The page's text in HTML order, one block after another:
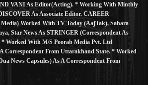
VANI As Editor(Acting). * Working With Minthly
As Associate Editor. CAREER
Worked With TV Today (AajTak), Sahara
Star News As STRINGER (Correspondent As
* Worked With M/S Poorab Media Pvt. Ltd
Correspondent From Uttarakhand State. * Worked
News Capsules) As A Correspondent From